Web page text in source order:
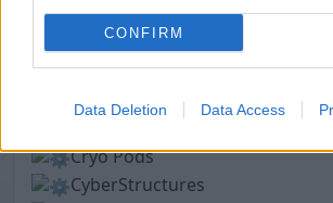
CONFIRM
Data Deletion Data Access
und noch vieles mehr gibt es bei
Spielerlebnis langanhaltend zu
MODS: ✅️
Cryo Pods
CyberStructures